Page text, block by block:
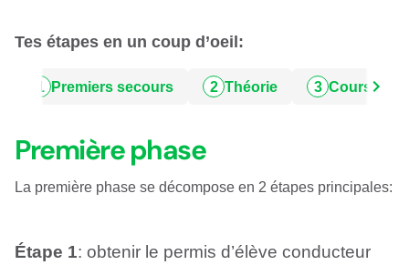
Tes étapes en un coup d’oeil:
1 Premiers secours 2 Théorie 3 Cours de
Première phase
La première phase se décompose en 2 étapes principales:
Étape 1: obtenir le permis d’élève conducteur